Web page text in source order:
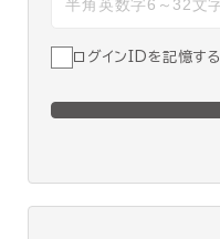
ログインIDを記憶する